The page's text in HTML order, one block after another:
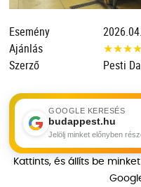
Esemény
Ajánlás
★★★★
Szerző
Pesti
GOOGLE KERESÉS
budappest.hu
Jelölj minket előnyben
Kattints, és állíts be